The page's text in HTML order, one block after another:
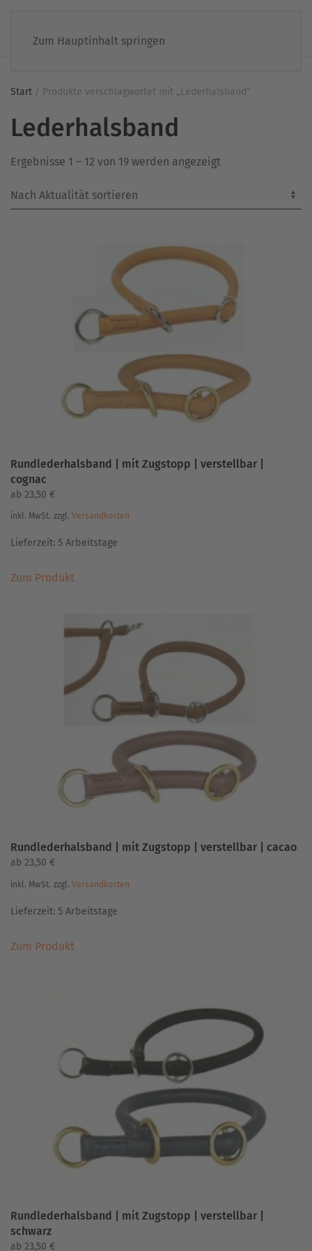
Zum Hauptinhalt springen
Start / Produkte verschlagwortet mit „Lederhalsband“
Lederhalsband
Ergebnisse 1 – 12 von 19 werden angezeigt
Rundlederhalsband | mit Zugstopp | verstellbar |
cognac
ab 23,50 €
inkl. MwSt. zzgl. Versandkosten
Lieferzeit: 5 Arbeitstage
Zum ProduktProdukt
Varianten
Optionen
können
Produktseite
gewählt
werden
Rundlederhalsband | mit Zugstopp | verstellbar | cacao
ab 23,50 €
inkl. MwSt. zzgl. Versandkosten
Lieferzeit: 5 Arbeitstage
Zum ProduktProdukt
Optionen
können
auf
Produktseite
gewählt
Rundlederhalsband | mit Zugstopp | verstellbar |
schwarz
ab 23,50 €